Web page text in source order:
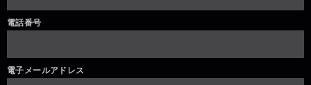
電話番号
電子メールアドレス